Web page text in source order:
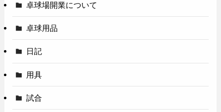
卓球場開業について
卓球用品
日記
用具
試合